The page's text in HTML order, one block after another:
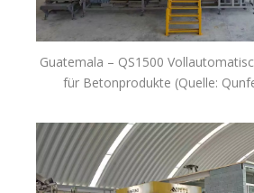
Guatemala – QS1500
für Betonprodukte (Quelle: